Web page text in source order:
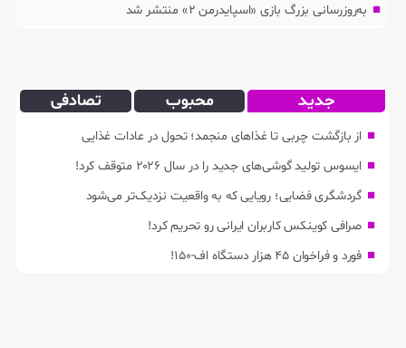
به‌روزرسانی بزرگ بازی «اسپایدرمن ۲» منتشر شد
جدید محبوب تصادفی
از بازگشت چربی تا غذاهای منجمد؛ تحول در عادات غذایی
ایسوس تولید گوشی‌های جدید را در سال ۲۰۲۶ متوقف کرد!
گردشگری فضایی؛ رویایی که به واقعیت نزدیک‌تر می‌شود
صرافی کوینکس کاربران ایرانی رو تحریم کرد!
فورد و فراخوان ۴۵ هزار دستگاه اف-۱۵۰!